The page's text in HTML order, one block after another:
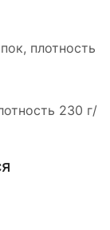
плотность
230 г/